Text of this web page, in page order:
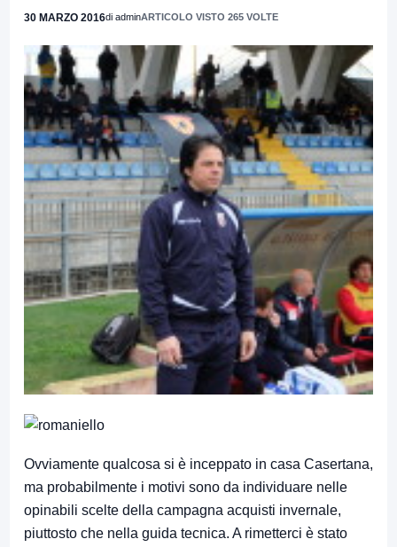
30 MARZO 2016di adminARTICOLO VISTO 265 VOLTE
Ovviamente qualcosa si è inceppato in casa Casertana,
ma probabilmente i motivi sono da individuare nelle
opinabili scelte della campagna acquisti invernale,
piuttosto che nella guida tecnica. A rimetterci è stato